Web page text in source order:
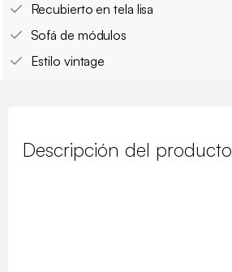
Recubierto en tela lisa
Sofá de módulos
Estilo vintage
Descripción del producto